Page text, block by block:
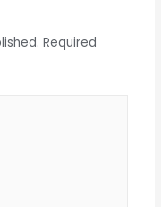
Required